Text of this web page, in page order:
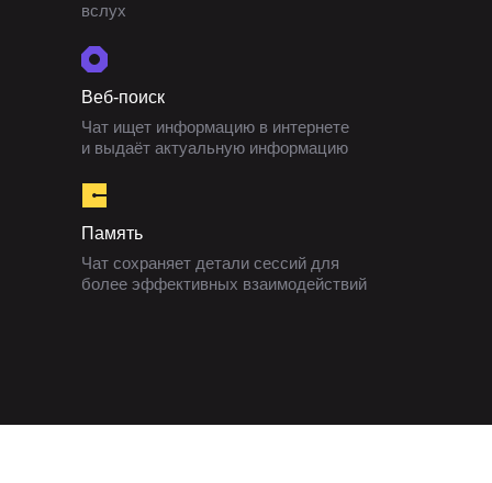
Чат сохраняет детали сессий для
более эффективных взаимодействий
Память
вслух
Чат ищет информацию в интернете
и выдаёт актуальную информацию
Веб-поиск